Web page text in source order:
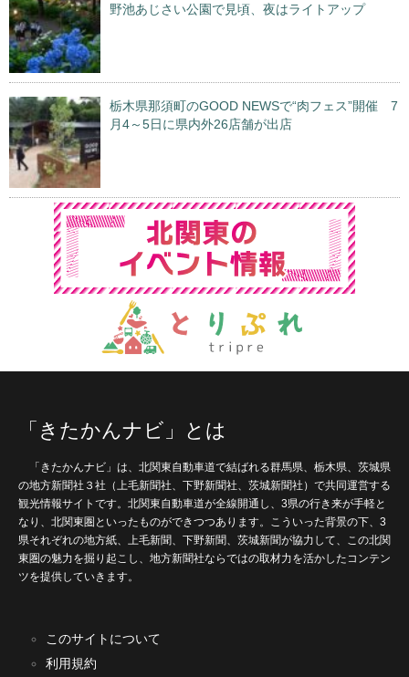
野池あじさい公園で見頃、夜はライトアップ
栃木県那須町のGOOD NEWSで“肉フェス”開催 7
月4～5日に県内外26店舗が出店
「きたかんナビ」とは
「きたかんナビ」は、北関東自動車道で結ばれる群馬県、栃木県、茨城県
の地方新聞社３社（上毛新聞社、下野新聞社、茨城新聞社）で共同運営する
観光情報サイトです。北関東自動車道が全線開通し、3県の行き来が手軽と
なり、北関東圏といったものができつつあります。こういった背景の下、3
県それぞれの地方紙、上毛新聞、下野新聞、茨城新聞が協力して、この北関
東圏の魅力を掘り起こし、地方新聞社ならではの取材力を活かしたコンテン
ツを提供していきます。
このサイトについて
利用規約